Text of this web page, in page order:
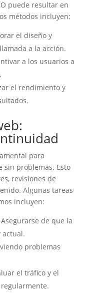
puede resultar en
métodos incluyen:
el diseño y
a la acción.
a los usuarios a
el rendimiento y
para
problemas. Esto
revisiones de
Algunas tareas
incluyen:
Asegurarse de que la
actual.
problemas
el tráfico y el